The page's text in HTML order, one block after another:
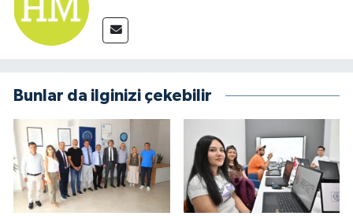
Bunlar da ilginizi çekebilir